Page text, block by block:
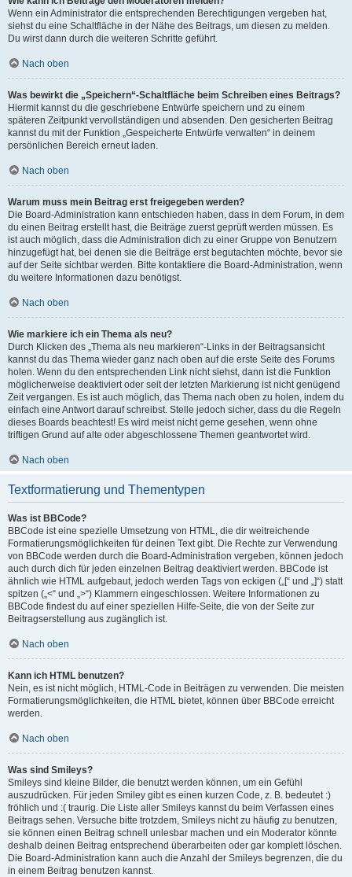
Wenn ein Administrator die entsprechenden Berechtigungen vergeben hat,
siehst du eine Schaltfläche in der Nähe des Beitrags, um diesen zu melden.
Du wirst dann durch die weiteren Schritte geführt.
Nach oben
Was bewirkt die „Speichern“-Schaltfläche beim Schreiben eines Beitrags?
Hiermit kannst du die geschriebene Entwürfe speichern und zu einem
späteren Zeitpunkt vervollständigen und absenden. Den gesicherten Beitrag
kannst du mit der Funktion „Gespeicherte Entwürfe verwalten“ in deinem
persönlichen Bereich erneut laden.
Nach oben
Warum muss mein Beitrag erst freigegeben werden?
Die Board-Administration kann entschieden haben, dass in dem Forum, in dem
du einen Beitrag erstellt hast, die Beiträge zuerst geprüft werden müssen. Es
ist auch möglich, dass die Administration dich zu einer Gruppe von Benutzern
hinzugefügt hat, bei denen sie die Beiträge erst begutachten möchte, bevor sie
auf der Seite sichtbar werden. Bitte kontaktiere die Board-Administration, wenn
du weitere Informationen dazu benötigst.
Nach oben
Wie markiere ich ein Thema als neu?
Durch Klicken des „Thema als neu markieren“-Links in der Beitragsansicht
kannst du das Thema wieder ganz nach oben auf die erste Seite des Forums
holen. Wenn du den entsprechenden Link nicht siehst, dann ist die Funktion
möglicherweise deaktiviert oder seit der letzten Markierung ist nicht genügend
Zeit vergangen. Es ist auch möglich, das Thema nach oben zu holen, indem du
einfach eine Antwort darauf schreibst. Stelle jedoch sicher, dass du die Regeln
dieses Boards beachtest! Es wird meist nicht gerne gesehen, wenn ohne
triftigen Grund auf alte oder abgeschlossene Themen geantwortet wird.
Nach oben
Textformatierung und Thementypen
Was ist BBCode?
BBCode ist eine spezielle Umsetzung von HTML, die dir weitreichende
Formatierungsmöglichkeiten für deinen Text gibt. Die Rechte zur Verwendung
von BBCode werden durch die Board-Administration vergeben, können jedoch
auch durch dich für jeden einzelnen Beitrag deaktiviert werden. BBCode ist
ähnlich wie HTML aufgebaut, jedoch werden Tags von eckigen („[“ und „]“) statt
spitzen („<“ und „>“) Klammern eingeschlossen. Weitere Informationen zu
BBCode findest du auf einer speziellen Hilfe-Seite, die von der Seite zur
Beitragserstellung aus zugänglich ist.
Nach oben
Kann ich HTML benutzen?
Nein, es ist nicht möglich, HTML-Code in Beiträgen zu verwenden. Die meisten
Formatierungsmöglichkeiten, die HTML bietet, können über BBCode erreicht
werden.
Nach oben
Was sind Smileys?
Smileys sind kleine Bilder, die benutzt werden können, um ein Gefühl
auszudrücken. Für jeden Smiley gibt es einen kurzen Code, z. B. bedeutet :)
fröhlich und :( traurig. Die Liste aller Smileys kannst du beim Verfassen eines
Beitrags sehen. Versuche bitte trotzdem, Smileys nicht zu häufig zu benutzen,
sie können einen Beitrag schnell unlesbar machen und ein Moderator könnte
deshalb deinen Beitrag entsprechend überarbeiten oder gar komplett löschen.
Die Board-Administration kann auch die Anzahl der Smileys begrenzen, die du
in einem Beitrag benutzen kannst.